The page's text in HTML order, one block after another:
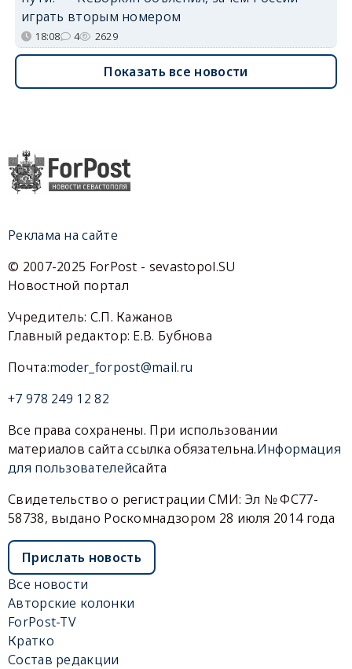
играть вторым номером
18:08 4 2629
Показать все новости
Реклама на сайте
© 2007-2025 ForPost - sevastopol.SU
Новостной портал
Учредитель: С.П. Кажанов
Главный редактор: Е.В. Бубнова
Почта:moder_forpost@mail.ru
+7 978 249 12 82
Все права сохранены. При использовании
материалов сайта ссылка обязательна.Информация
для пользователейсайта
Свидетельство о регистрации СМИ: Эл № ФС77-
58738, выдано Роскомнадзором 28 июля 2014 года
Прислать новость
Все новости
Авторские колонки
ForPost-TV
Кратко
Состав редакции